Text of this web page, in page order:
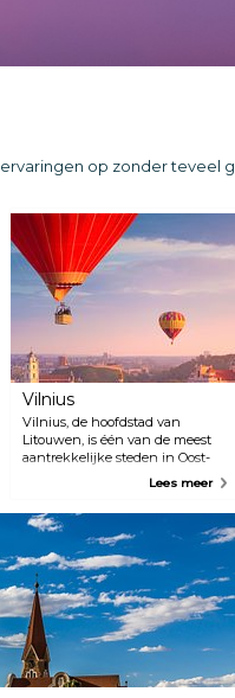
op zonder teveel
Vilnius
Vilnius, de hoofdstad van
Litouwen, is één van de meest
aantrekkelijke steden in Oost-
Europa. Het trekt de aandacht,
niet alleen vanwege het unieke
architectonische karakter, maar
ook vanwege de culturele
evenementen en attracties.
Tijdens de eerste tien jaar van
de Litouwse onafhankelijkheid
begon de stad bezoekers te
trekken. Het aantal toeristen is
in de loop der jaren constant
toegenomen, evenals de
toeristische infrastructuur en
diensten die door het land
Lees meer